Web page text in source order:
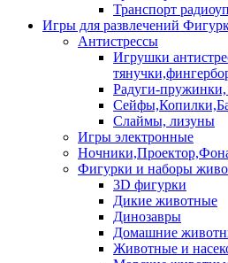
Транспорт
Игры для развлечений
Антистрессы
Игрушки
Радуги-
Слаймы, лизуны
Игры электронные
Фигурки и наборы
3D фигурки
Дикие животные
Динозавры
Домашние
Животные и